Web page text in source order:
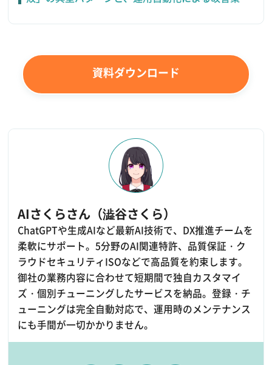
資料ダウンロード
AIさくらさん（澁谷さくら）
ChatGPTや生成AIなど最新AI技術で、DX推進チームを
柔軟にサポート。5分野のAI関連特許、品質保証・ク
ラウドセキュリティISOなどで高品質を約束します。
御社の業務内容に合わせて短期間で独自カスタマイ
ズ・個別チューニングしたサービスを納品。登録・チ
ューニングは完全自動対応で、運用時のメンテナンス
にも手間が一切かかりません。